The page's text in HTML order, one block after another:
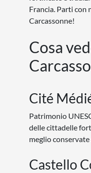
Francia. Parti con
Carcassonne!
Cosa
Cité
Patrimonio
delle cittadelle
meglio
Castello